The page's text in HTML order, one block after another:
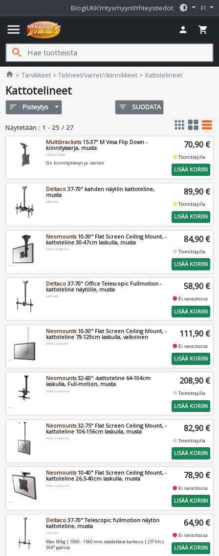
BlogiUKKYritysmyyntiYhteystiedot brightness_medium FI
menu person shopping_cart
search
home Jimms.fi
Tarvikkeet Telineet/varret//kiinnikkeet Kattotelineet
Kattotelineet
sort Pisteytys filter_list SUODATA
Näytetään : 1 - 25 / 27 apps grid_view table_rows
Multibrackets15-37" M Vesa Flip Down -
kiinnityssarja, musta
7350022739826
Sis. kiinnityslevyn ja -varren.
70,90 €
fiber_manual_recordToimittajilla
LISÄÄ KORIIN
Deltaco 37-70" kahden näytön kattoteline,
musta
ARM-0403
89,90 €
fiber_manual_recordToimittajilla
LISÄÄ KORIIN
Neomounts10-30" Flat Screen Ceiling Mount, -
kattoteline 30-47cm laskulla, musta
FPMA-C025BLACK
84,90 €
fiber_manual_recordToimittajilla
LISÄÄ KORIIN
Deltaco 37-70" Office Telescopic Fullmotion -
kattoteline näytölle, musta
ARM-0400
58,90 €
fiber_manual_record Ei varastossa
LISÄÄ KORIIN
Neomounts10-30" Flat Screen Ceiling Mount, -
kattoteline 79-129cm laskulla, valkoinen
FPMA-C100WHITE
111,90 €
fiber_manual_record Ei varastossa
LISÄÄ KORIIN
Neomounts32-60" -kattoteline 64-104cm
laskulla, Full-motion, musta
FPMA-C400BLACK
208,90 €
fiber_manual_recordToimittajilla
LISÄÄ KORIIN
Neomounts32-75" Flat Screen Ceiling Mount, -
kattoteline 106-156cm laskulla, musta
FPMA-C340BLACK
82,90 €
fiber_manual_recordToimittajilla
LISÄÄ KORIIN
Neomounts10-40" Flat Screen Ceiling Mount, -
kattoteline 26,5-40cm laskulla, musta
FPMA-C020BLACK
78,90 €
fiber_manual_record Ei varastossa
LISÄÄ KORIIN
Deltaco 37-70" Telescopic fullmotion näytön
kattoteline, musta
ARM-0401
Max 50kg | 1060 - 1560 mm säädettävä korkeus | 25° tilt |
360° pyörivä
64,90 €
fiber_manual_record Ei varastossa
LISÄÄ KORIIN